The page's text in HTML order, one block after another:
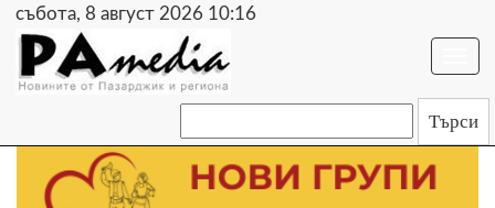
събота, 8 август 2026 10:16